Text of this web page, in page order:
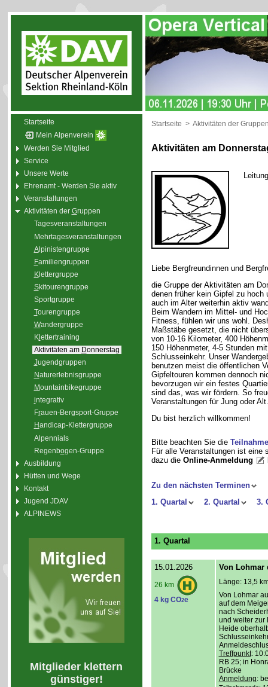
Startseite
Mein Alpenverein
Werden Sie Mitglied
Service
Unsere Werte
Ehrenamt - Werden Sie aktiv
Veranstaltungen
Aktivitäten der Gruppen
Tagesveranstaltungen
Mehrtagesveranstaltungen
Alpinistengruppe
Familiengruppen
Klettergruppe
Skitourengruppe
Sportgruppe
Tourengruppe
Wandergruppe
Kl ettertraining
Aktivitäten am Donnerstag
Jugendgruppen
Naturerlebnisgruppe
Mountainbikegruppe
integrativ
Frauen-Bergsport-Gruppe
Handicap-Klettergruppe
Alpennials
Regenbogen-Gruppe
Ausbildung
Hütten und Wege
Kontakt
Jugend JDAV
ALPINEWS
Mitglieder klettern
günstiger!
Startseite > Aktivitäten der
Aktivitäten am
Liebe Bergfreundinnen und
die Gruppe der Aktivitäten am
denen früher kein Gipfel zu
auch im Alter weiterhin aktiv
Beim Wandern im Mittel- und
Fitness, fühlen wir uns wohl.
Maßstäbe gesetzt, die nicht
von 10-16 Kilometer, 400
150 Höhenmeter, 4-5 Stunden
Schlusseinkehr. Unser
benutzen meist die öffentlichen
Gipfeltouren kommen dennoch
bevorzugen wir ein festes
sind das, was wir fördern. So
Veranstaltungen für Jung oder
Du bist herzlich willkommen!
Bitte beachten Sie die
Für alle Veranstaltungen ist
dazu die Online-Anmeldung
Zu den nächsten Terminen
1. Quartal
2. Quartal 3.
1. Quartal
15.01.2026
26 km
4 kg CO2e
Von Lohmar
Länge: 13,5
Von Lohmar
auf dem
nach
und weiter zur
Heide
Treffpunkt:
RB 25; in
Brücke
Anmeldung: